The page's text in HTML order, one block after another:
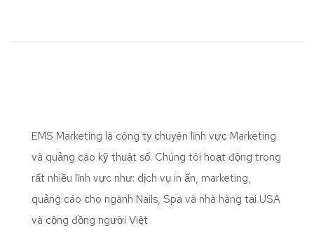
EMS Marketing là công ty chuyên lĩnh vực Marketing
và quảng cáo kỹ thuật số. Chúng tôi hoạt động trong
rất nhiều lĩnh vực như: dịch vụ in ấn, marketing,
quảng cáo cho ngành Nails, Spa và nhà hàng tại USA
và cộng đồng người Việt